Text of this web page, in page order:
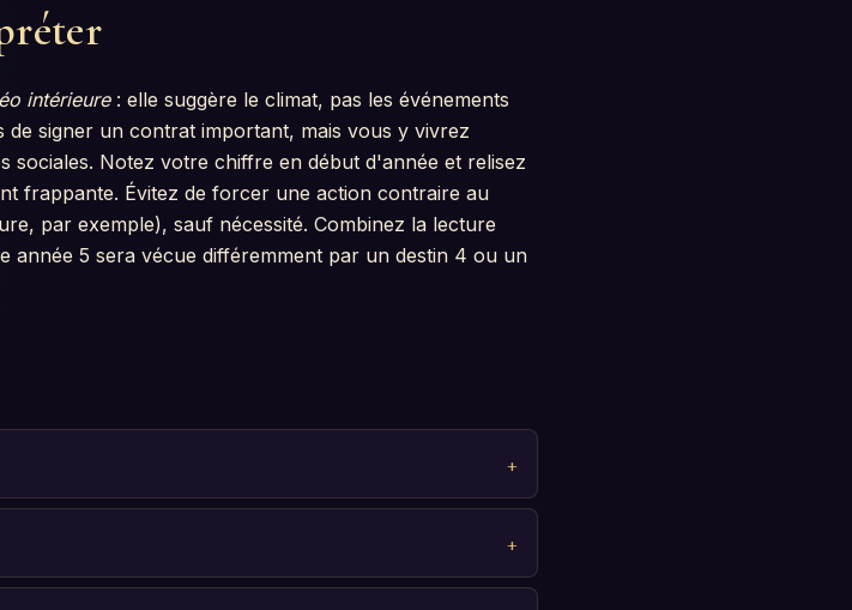
intérieure: elle suggère le climat, pas les événements
signer un contrat important, mais vous y vivrez
sociales. Notez votre chiffre en début d'année et relisez
frappante. Évitez de forcer une action contraire au
par exemple), sauf nécessité. Combinez la lecture
année 5 sera vécue différemment par un destin 4 ou un